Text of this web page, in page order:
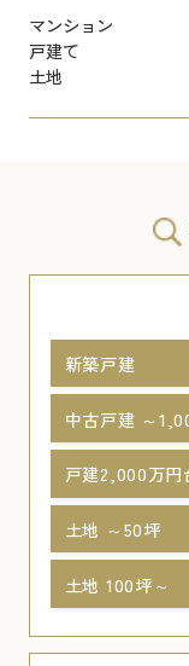
マンション
戸建て
土地
新築戸建
中古戸建 ～
戸建2,000万円
土地 ～50坪
土地 100坪～